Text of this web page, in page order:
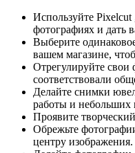
Используйте
фотографиях и дать
Выберите
вашем магазине,
Отрегулируйте свои
соответствовали
Делайте снимки
работы и
Проявите
Обрежьте
центру изображения.